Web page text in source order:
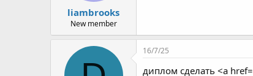
liambrooks
New member
16/7/25
диплом сделать <a href=